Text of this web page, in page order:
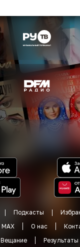
Подкасты
MAX О нас
Вещание